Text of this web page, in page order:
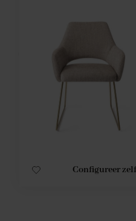
Configureer zelf